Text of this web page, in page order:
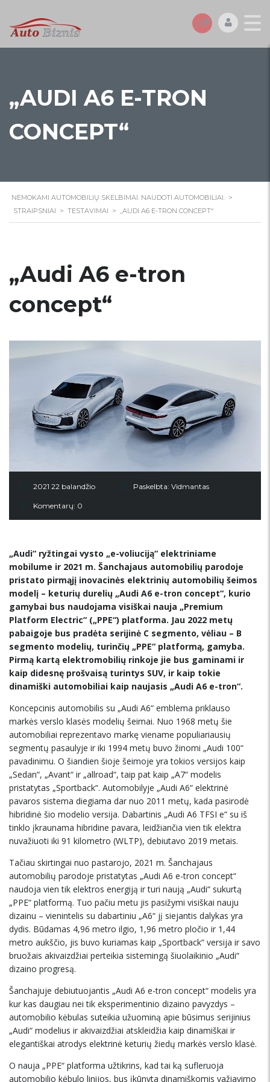
„AUDI A6 E-TRON
CONCEPT“
NEMOKAMI AUTOMOBILIŲ SKELBIMAI. NAUDOTI AUTOMOBILIAI. >
STRAIPSNIAI > TESTAVIMAI > „AUDI A6 E-TRON CONCEPT“
„Audi A6 e-tron
concept“
2021 22 balandžio Paskelbta: Vidmantas
Komentarų: 0
„Audi“ ryžtingai vysto „e-voliuciją“ elektriniame
mobilume ir 2021 m. Šanchajaus automobilių parodoje
pristato pirmąjį inovacinės elektrinių automobilių šeimos
modelį – keturių durelių „Audi A6 e-tron concept“, kurio
gamybai bus naudojama visiškai nauja „Premium
Platform Electric“ („PPE“) platforma. Jau 2022 metų
pabaigoje bus pradėta serijinė C segmento, vėliau – B
segmento modelių, turinčių „PPE“ platformą, gamyba.
Pirmą kartą elektromobilių rinkoje jie bus gaminami ir
kaip didesnę prošvaisą turintys SUV, ir kaip tokie
dinamiški automobiliai kaip naujasis „Audi A6 e-tron“.
Koncepcinis automobilis su „Audi A6“ emblema priklauso
markės verslo klasės modelių šeimai. Nuo 1968 metų šie
automobiliai reprezentavo markę viename populiariausių
segmentų pasaulyje ir iki 1994 metų buvo žinomi „Audi 100“
pavadinimu. O šiandien šioje šeimoje yra tokios versijos kaip
„Sedan“, „Avant“ ir „allroad“, taip pat kaip „A7“ modelis
pristatytas „Sportback“. Automobilyje „Audi A6“ elektrinė
pavaros sistema diegiama dar nuo 2011 metų, kada pasirodė
hibridinė šio modelio versija. Dabartinis „Audi A6 TFSI e“ su iš
tinklo įkraunama hibridine pavara, leidžiančia vien tik elektra
nuvažiuoti iki 91 kilometro (WLTP), debiutavo 2019 metais.
Tačiau skirtingai nuo pastarojo, 2021 m. Šanchajaus
automobilių parodoje pristatytas „Audi A6 e-tron concept“
naudoja vien tik elektros energiją ir turi naują „Audi“ sukurtą
„PPE“ platformą. Tuo pačiu metu jis pasižymi visiškai nauju
dizainu – vienintelis su dabartiniu „A6“ jį siejantis dalykas yra
dydis. Būdamas 4,96 metro ilgio, 1,96 metro pločio ir 1,44
metro aukščio, jis buvo kuriamas kaip „Sportback“ versija ir savo
bruožais akivaizdžiai perteikia sistemingą šiuolaikinio „Audi“
dizaino progresą.
Šanchajuje debiutuojantis „Audi A6 e-tron concept“ modelis yra
kur kas daugiau nei tik eksperimentinio dizaino pavyzdys –
automobilio kėbulas suteikia užuominą apie būsimus serijinius
„Audi“ modelius ir akivaizdžiai atskleidžia kaip dinamiškai ir
elegantiškai atrodys elektrinė keturių žiedų markės verslo klasė.
O nauja „PPE“ platforma užtikrins, kad tai ką sufleruoja
automobilio kėbulo linijos, bus įkūnyta dinamiškomis važiavimo